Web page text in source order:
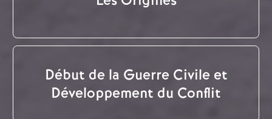
Début de la Guerre Civile et
Développement du Conflit